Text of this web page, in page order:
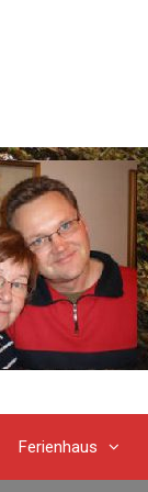
Ferienhaus